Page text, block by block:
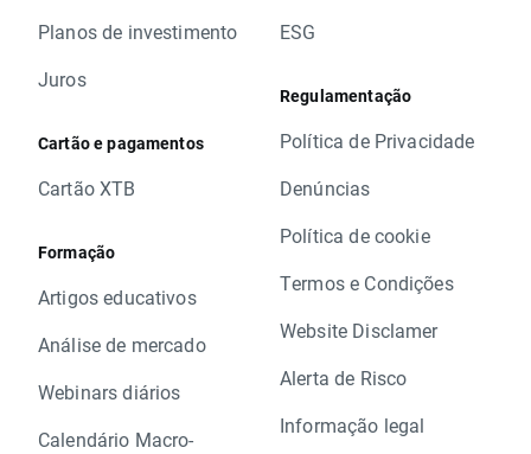
Planos de investimento
Juros
Cartão e pagamentos
Cartão XTB
Formação
Artigos educativos
Análise de mercado
Webinars diários
Calendário Macro-
ESG
Regulamentação
Política de Privacidade
Denúncias
Política de cookie
Termos e Condições
Website Disclamer
Alerta de Risco
Informação legal